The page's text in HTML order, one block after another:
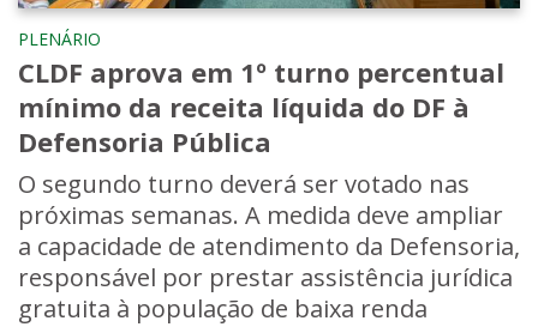
PLENÁRIO
CLDF aprova em 1º turno percentual
mínimo da receita líquida do DF à
Defensoria Pública
O segundo turno deverá ser votado nas
próximas semanas. A medida deve ampliar
a capacidade de atendimento da Defensoria,
responsável por prestar assistência jurídica
gratuita à população de baixa renda